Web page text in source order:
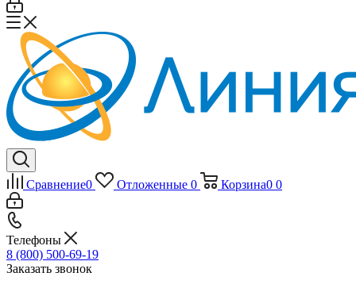
Сравнение0 Отложенные 0 Корзина0 0
Телефоны
8 (800) 500-69-19
Заказать звонок